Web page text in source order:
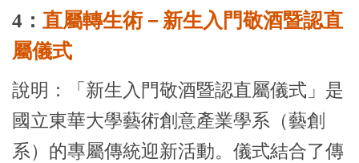
4： 直屬轉生術－新生入門敬酒暨認直
屬儀式
說明：「新生入門敬酒暨認直屬儀式」是
國立東華大學藝術創意產業學系（藝創
系）的專屬傳統迎新活動。儀式結合了傳